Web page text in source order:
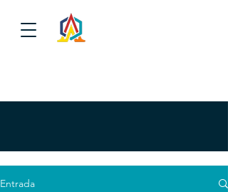
Entrada